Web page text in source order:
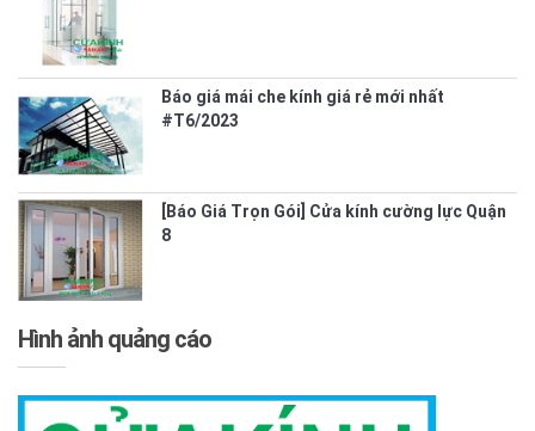
Báo giá mái che kính giá rẻ mới nhất
#T6/2023
[Báo Giá Trọn Gói] Cửa kính cường lực Quận
8
Hình ảnh quảng cáo